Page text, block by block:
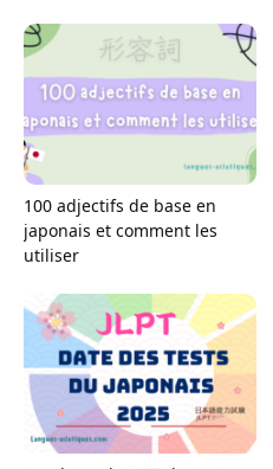
100 adjectifs de base en
japonais et comment les
utiliser